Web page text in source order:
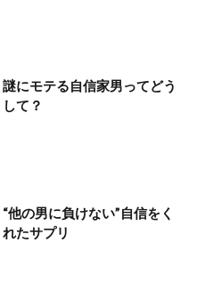
謎にモテる自信家男ってどう
して？
“他の男に負けない”自信をく
れたサプリ